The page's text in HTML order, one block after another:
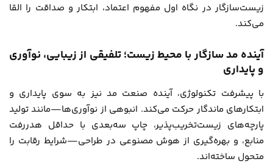
زیست‌سازگار در نگاه اول مفهوم اعتماد، ابتکار و صداقت را القا
می‌کند.
آینده مد سازگار با محیط زیست؛ تلفیقی از زیبایی، نوآوری
و پایداری
با پیشرفت تکنولوژی، آینده صنعت مد نیز به سوی پایداری و
ابتکارهای ماندگار حرکت می‌کند. انبوهی از نوآوری‌ها—مانند تولید
پارچه‌های زیست‌تخریب‌پذیر، چاپ سه‌بعدی با حداقل هدررفت
منابع، و بهره‌گیری از هوش مصنوعی در طراحی—شرایط رقابت را
متحول ساخته‌اند.